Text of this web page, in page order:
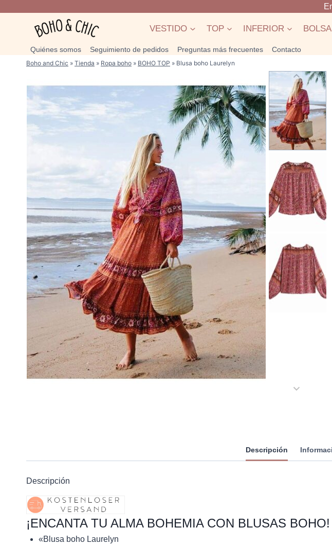
contenido
VESTIDO TOP INFERIOR BOLSA
Quiénes somos Seguimiento de pedidos Preguntas más frecuentes Contacto
Boho and Chic » Tienda » Ropa boho » BOHO TOP » Blusa boho Laurelyn
Descripción
Descripción
¡ENCANTA TU ALMA BOHEMIA CON BLUSAS BOHO!
«Blusa boho Laurelyn